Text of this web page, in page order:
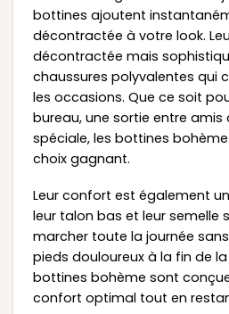
bottines ajoutent
décontractée à votre look.
décontractée mais
chaussures polyvalentes qui
les occasions. Que ce soit
bureau, une sortie entre amis
spéciale, les bottines
choix gagnant.
Leur confort est également
leur talon bas et leur semelle
marcher toute la journée
pieds douloureux à la fin de la
bottines bohème sont
confort optimal tout en